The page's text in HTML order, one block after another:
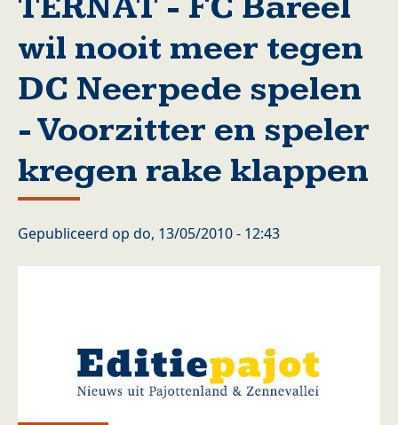
wil nooit meer tegen
DC Neerpede spelen
- Voorzitter en speler
kregen rake klappen
Gepubliceerd op do, 13/05/2010 - 12:43